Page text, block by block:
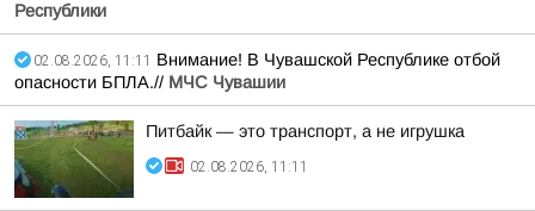
Республики
02.08.2026, 11:11
Внимание! В Чувашской Республике отбой
опасности БПЛА.// МЧС Чувашии
Питбайк — это транспорт, а не игрушка
02.08.2026, 11:11